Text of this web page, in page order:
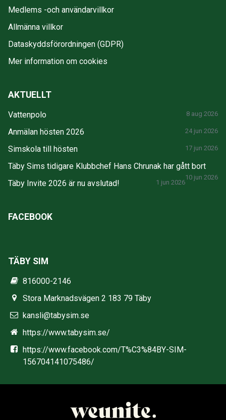
Medlems -och användarvillkor
Allmänna villkor
Dataskyddsförordningen (GDPR)
Mer information om cookies
AKTUELLT
Vattenpolo 8 aug 2026
Anmälan hösten 2026 24 jun 2026
Simskola till hösten 17 jun 2026
Täby Sims tidigare Klubbchef Hans Chrunak har gått bort
10 jun 2026
Täby Invite 2026 är nu avslutad! 1 jun 2026
FACEBOOK
TÄBY SIM
816000-2146
Stora Marknadsvägen 2 183 79 Täby
kansli@tabysim.se
https://www.tabysim.se/
https://www.facebook.com/T%C3%84BY-SIM-
156704141075486/